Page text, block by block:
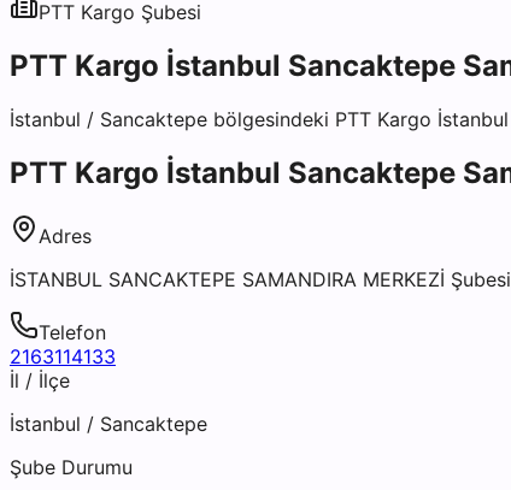
PTT Kargo Şubesi
PTT Kargo İstanbul Sancaktepe
İstanbul / Sancaktepe bölgesindeki PTT Kargo
PTT Kargo İstanbul Sancaktepe
Adres
İSTANBUL SANCAKTEPE SAMANDIRA MERKEZİ
Telefon
2163114133
İl / İlçe
İstanbul / Sancaktepe
Şube Durumu